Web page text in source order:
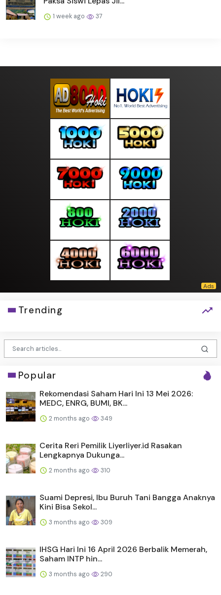
1 week ago 37
Trending
Popular
Rekomendasi Saham Hari Ini 13 Mei 2026:
MEDC, ENRG, BUMI, BK...
2 months ago 349
Cerita Reri Pemilik Liyerliyer.id Rasakan
Lengkapnya Dukunga...
2 months ago 310
Suami Depresi, Ibu Buruh Tani Bangga Anaknya
Kini Bisa Sekol...
3 months ago 309
IHSG Hari Ini 16 April 2026 Berbalik Memerah,
Saham INTP hin...
3 months ago 290